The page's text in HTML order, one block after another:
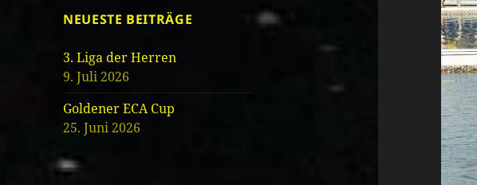
NEUESTE BEITRÄGE
3. Liga der Herren
9. Juli 2026
Goldener ECA Cup
25. Juni 2026